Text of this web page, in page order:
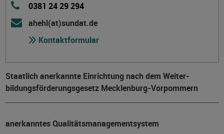
0381 24 29 294
ahehl(at)sundat.de
Kontaktformular
Staatlich anerkannte Einrichtung nach dem Weiter­
bildungs­förderungs­gesetz Mecklenburg-Vorpommern
anerkanntes Qualitätsmanagementsystem